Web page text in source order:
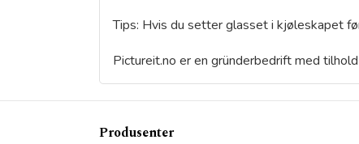
Tips: Hvis du setter glasset i kjøleskapet
Pictureit.no er en gründerbedrift med
Produsenter